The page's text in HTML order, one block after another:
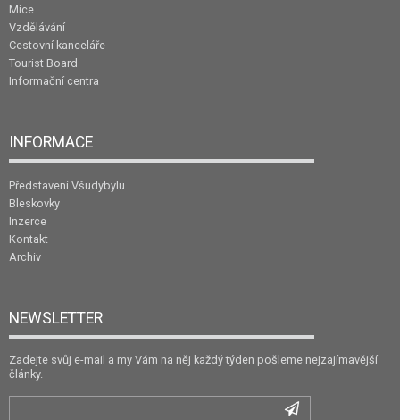
Mice
Vzdělávání
Cestovní kanceláře
Tourist Board
Informační centra
INFORMACE
Představení Všudybylu
Bleskovky
Inzerce
Kontakt
Archiv
NEWSLETTER
Zadejte svůj e-mail a my Vám na něj každý týden pošleme nejzajímavější
články.